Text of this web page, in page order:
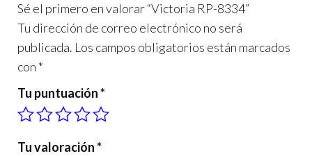
Sé el primero en valorar “Victoria RP-8334”
Tu dirección de correo electrónico no será
publicada. Los campos obligatorios están marcados
con *
Tu puntuación*
Tu valoración*